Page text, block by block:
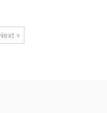
»